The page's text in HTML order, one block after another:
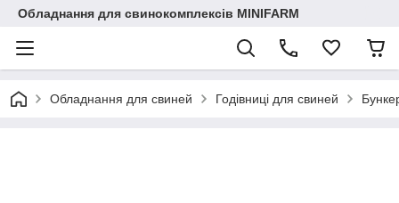
Обладнання для свинокомплексів MINIFARM
Обладнання для свиней Годівниці для свиней